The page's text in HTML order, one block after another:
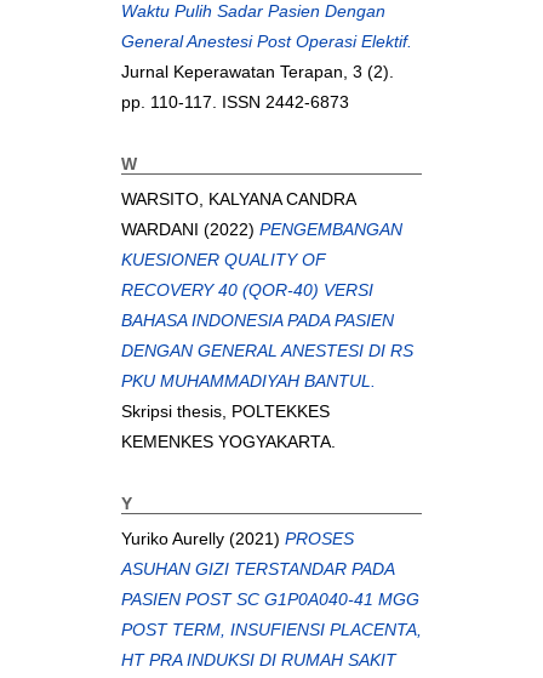
Waktu Pulih Sadar Pasien Dengan
General Anestesi Post Operasi Elektif.
Jurnal Keperawatan Terapan, 3 (2).
pp. 110-117. ISSN 2442-6873
W
WARSITO, KALYANA CANDRA
WARDANI (2022) PENGEMBANGAN
KUESIONER QUALITY OF
RECOVERY 40 (QOR-40) VERSI
BAHASA INDONESIA PADA PASIEN
DENGAN GENERAL ANESTESI DI RS
PKU MUHAMMADIYAH BANTUL.
Skripsi thesis, POLTEKKES
KEMENKES YOGYAKARTA.
Y
Yuriko Aurelly (2021) PROSES
ASUHAN GIZI TERSTANDAR PADA
PASIEN POST SC G1P0A040-41 MGG
POST TERM, INSUFIENSI PLACENTA,
HT PRA INDUKSI DI RUMAH SAKIT